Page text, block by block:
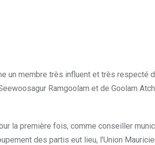
un membre très influent et très respecté
Ramgoolam et de Goolam
la première fois, comme conseiller
des partis eut lieu, l’Union